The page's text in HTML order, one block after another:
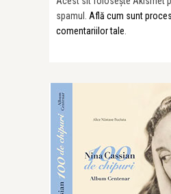
spamul. Află cum sunt
comentariilor tale.